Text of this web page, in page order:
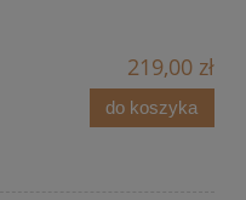
219,00 zł
do koszyka